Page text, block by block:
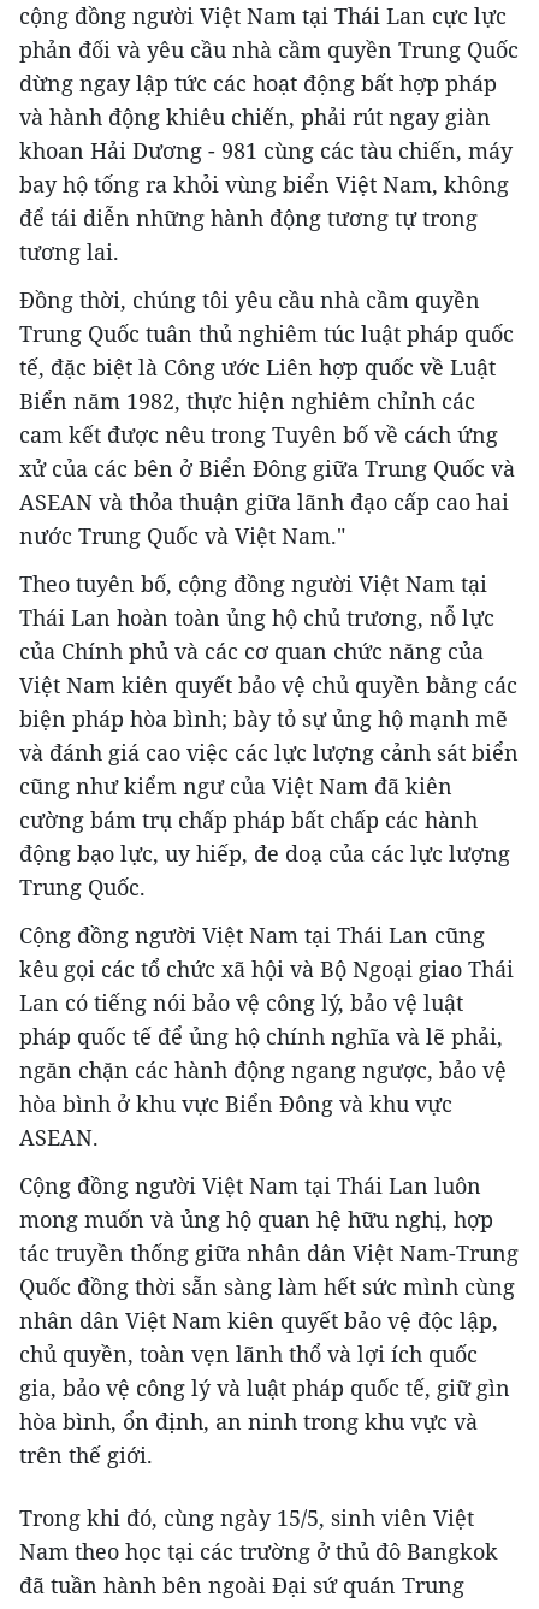
cộng đồng người Việt Nam tại Thái Lan cực lực
phản đối và yêu cầu nhà cầm quyền Trung Quốc
dừng ngay lập tức các hoạt động bất hợp pháp
và hành động khiêu chiến, phải rút ngay giàn
khoan Hải Dương - 981 cùng các tàu chiến, máy
bay hộ tống ra khỏi vùng biển Việt Nam, không
để tái diễn những hành động tương tự trong
tương lai.
Đồng thời, chúng tôi yêu cầu nhà cầm quyền
Trung Quốc tuân thủ nghiêm túc luật pháp quốc
tế, đặc biệt là Công ước Liên hợp quốc về Luật
Biển năm 1982, thực hiện nghiêm chỉnh các
cam kết được nêu trong Tuyên bố về cách ứng
xử của các bên ở Biển Đông giữa Trung Quốc và
ASEAN và thỏa thuận giữa lãnh đạo cấp cao hai
nước Trung Quốc và Việt Nam."
Theo tuyên bố, cộng đồng người Việt Nam tại
Thái Lan hoàn toàn ủng hộ chủ trương, nỗ lực
của Chính phủ và các cơ quan chức năng của
Việt Nam kiên quyết bảo vệ chủ quyền bằng các
biện pháp hòa bình; bày tỏ sự ủng hộ mạnh mẽ
và đánh giá cao việc các lực lượng cảnh sát biển
cũng như kiểm ngư của Việt Nam đã kiên
cường bám trụ chấp pháp bất chấp các hành
động bạo lực, uy hiếp, đe doạ của các lực lượng
Trung Quốc.
Cộng đồng người Việt Nam tại Thái Lan cũng
kêu gọi các tổ chức xã hội và Bộ Ngoại giao Thái
Lan có tiếng nói bảo vệ công lý, bảo vệ luật
pháp quốc tế để ủng hộ chính nghĩa và lẽ phải,
ngăn chặn các hành động ngang ngược, bảo vệ
hòa bình ở khu vực Biển Đông và khu vực
ASEAN.
Cộng đồng người Việt Nam tại Thái Lan luôn
mong muốn và ủng hộ quan hệ hữu nghị, hợp
tác truyền thống giữa nhân dân Việt Nam-Trung
Quốc đồng thời sẵn sàng làm hết sức mình cùng
nhân dân Việt Nam kiên quyết bảo vệ độc lập,
chủ quyền, toàn vẹn lãnh thổ và lợi ích quốc
gia, bảo vệ công lý và luật pháp quốc tế, giữ gìn
hòa bình, ổn định, an ninh trong khu vực và
trên thế giới.
Trong khi đó, cùng ngày 15/5, sinh viên Việt
Nam theo học tại các trường ở thủ đô Bangkok
đã tuần hành bên ngoài Đại sứ quán Trung